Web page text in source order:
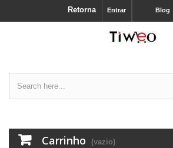
Blog
Entrar
Retorna
Carrinho (vazio)